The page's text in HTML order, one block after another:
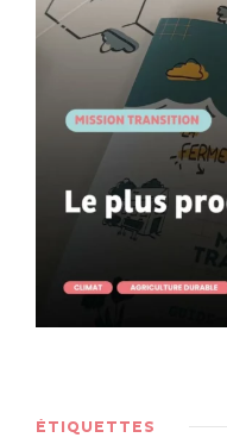
ÉTIQUETTES